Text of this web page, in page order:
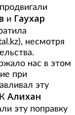
и Гаухар
несмотря
нас в этом
при
эту
Алихан
эту поправку